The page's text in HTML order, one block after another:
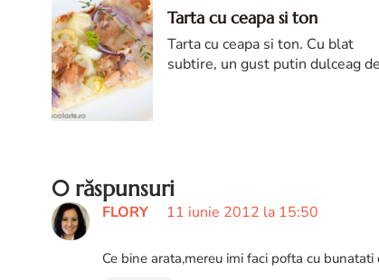
Tarta cu ceapa si ton
Tarta cu ceapa si ton. Cu blat
subtire, un gust putin dulceag
0 răspunsuri
FLORY 11 iunie 2012 la 15:50
Ce bine arata,mereu imi faci pofta cu bunatati